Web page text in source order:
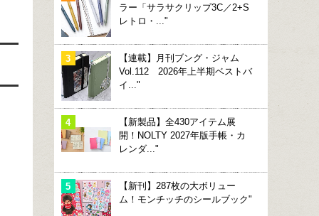
ラー「サラサクリップ3C／2+S
レトロ・..."
【連載】月刊ブング・ジャム
Vol.112 2026年上半期ベストバ
イ..."
【新製品】全430アイテム展
開！NOLTY 2027年版手帳・カ
レンダ..."
【新刊】287枚の大ボリュー
ム！モンチッチのシールブック"